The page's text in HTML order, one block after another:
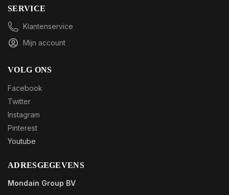
SERVICE
Klantenservice
Mijn account
VOLG ONS
Facebook
Twitter
Instagram
Pinterest
Youtube
ADRESGEGEVENS
Mondain Group BV